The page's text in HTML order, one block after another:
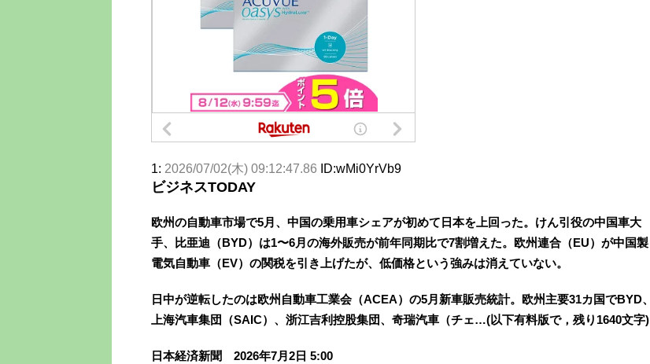
1: 2026/07/02(木) 09:12:47.86 ID:wMi0YrVb9
ビジネスTODAY
欧州の自動車市場で5月、中国の乗用車シェアが初めて日本を上回った。けん引役の中国車大
手、比亜迪（BYD）は1〜6月の海外販売が前年同期比で7割増えた。欧州連合（EU）が中国製
電気自動車（EV）の関税を引き上げたが、低価格という強みは消えていない。
日中が逆転したのは欧州自動車工業会（ACEA）の5月新車販売統計。欧州主要31カ国でBYD、
上海汽車集団（SAIC）、浙江吉利控股集団、奇瑞汽車（チェ…(以下有料版で，残り1640文字)
日本経済新聞 2026年7月2日 5:00